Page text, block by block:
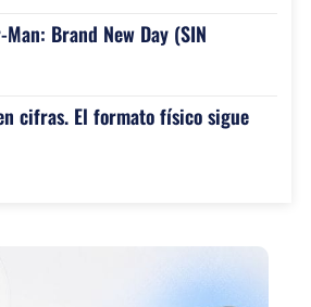
Brand New Day (SIN
cifras. El formato físico sigue